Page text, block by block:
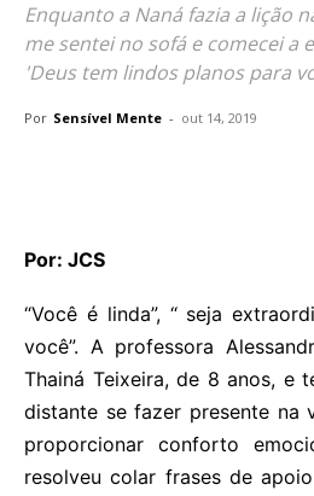
Enquanto a Naná fazia a lição
me sentei no sofá e comecei a
'Deus tem lindos planos para
Por Sensível Mente - out 14, 2019
Por: JCS
“Você é linda”, “ seja
você”. A professora
Thainá Teixeira, de 8 anos, e
distante se fazer presente na
proporcionar conforto
resolveu colar frases de